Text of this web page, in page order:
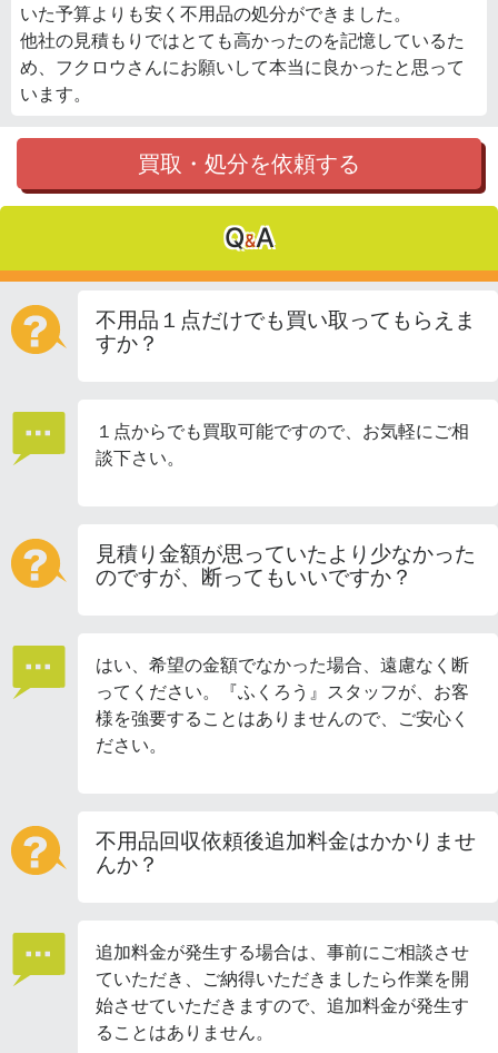
いた予算よりも安く不用品の処分ができました。
他社の見積もりではとても高かったのを記憶しているた
め、フクロウさんにお願いして本当に良かったと思って
います。
買取・処分を依頼する
Q&A
不用品１点だけでも買い取ってもらえま
すか？
１点からでも買取可能ですので、お気軽にご相
談下さい。
見積り金額が思っていたより少なかった
のですが、断ってもいいですか？
はい、希望の金額でなかった場合、遠慮なく断
ってください。『ふくろう』スタッフが、お客
様を強要することはありませんので、ご安心く
ださい。
不用品回収依頼後追加料金はかかりませ
んか？
追加料金が発生する場合は、事前にご相談させ
ていただき、ご納得いただきましたら作業を開
始させていただきますので、追加料金が発生す
ることはありません。